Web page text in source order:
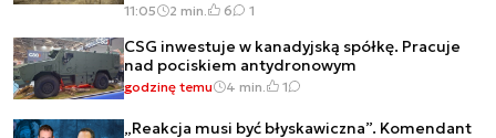
11:05 2 min. 6 1
CSG inwestuje w kanadyjską spółkę. Pracuje
nad pociskiem antydronowym
godzinę temu 4 min. 1
„Reakcja musi być błyskawiczna”. Komendant